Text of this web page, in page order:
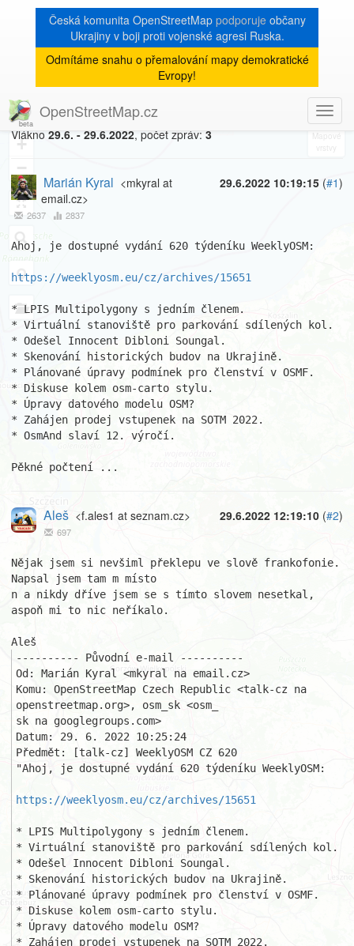
Česká komunita OpenStreetMap podporujeobčany
Ukrajiny v boji proti vojenské agresi Ruska.
Odmítáme snahu o přemalování mapy demokratické
Evropy!
OpenStreetMap.cz
8
+
−
« zpět na výpis měsíce
[Talk-cz]
WeeklyOSM CZ 620
Vlákno 29.6. - 29.6.2022, počet zpráv: 3
29.6.2022 10:19:15 (#1)
Marián Kyral <mkyral at
email.cz>
2637 2837
Ahoj, je dostupné vydání 620 týdeníku WeeklyOSM:
https://weeklyosm.eu/cz/archives/15651
* LPIS Multipolygony s jedním členem.
* Virtuální stanoviště pro parkování sdílených kol.
* Odešel Innocent Dibloni Soungal.
* Skenování historických budov na Ukrajině.
* Plánované úpravy podmínek pro členství v OSMF.
* Diskuse kolem osm-carto stylu.
* Úpravy datového modelu OSM?
* Zahájen prodej vstupenek na SOTM 2022.
* OsmAnd slaví 12. výročí.
Pěkné počtení ...
29.6.2022 12:19:10 (#2)
Aleš <f.ales1 at seznam.cz>
697
Nějak jsem si nevšiml překlepu ve slově frankofonie.
Napsal jsem tam m místo
n a nikdy dříve jsem se s tímto slovem nesetkal,
aspoň mi to nic neříkalo.
---------- Původní e-mail ----------
Od: Marián Kyral <mkyral na email.cz>
Komu: OpenStreetMap Czech Republic <talk-cz na
openstreetmap.org>, osm_sk <osm_
sk na googlegroups.com>
Datum: 29. 6. 2022 10:25:24
Předmět: [talk-cz] WeeklyOSM CZ 620
"Ahoj, je dostupné vydání 620 týdeníku WeeklyOSM:
https://weeklyosm.eu/cz/archives/15651
* LPIS Multipolygony s jedním členem.
* Virtuální stanoviště pro parkování sdílených kol.
* Odešel Innocent Dibloni Soungal.
* Skenování historických budov na Ukrajině.
* Plánované úpravy podmínek pro členství v OSMF.
* Diskuse kolem osm-carto stylu.
* Úpravy datového modelu OSM?
* Zahájen prodej vstupenek na SOTM 2022.